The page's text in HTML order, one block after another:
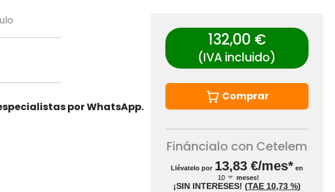
por WhatsApp.
132,00 €
(IVA incluido)
Comprar
Fináncialo con Cetelem
Llévatelo por 13,83 €/mes* en
meses!
¡SIN INTERESES!(TAE 10,73 %)